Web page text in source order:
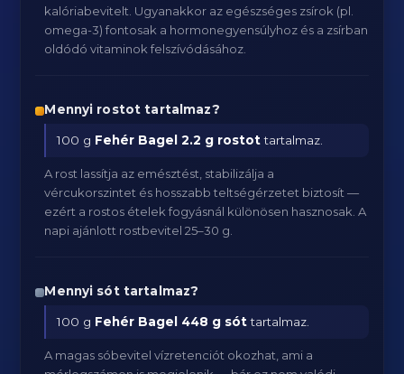
kalóriabevitelt. Ugyanakkor az egészséges zsírok (pl.
omega-3) fontosak a hormonegyensúlyhoz és a zsírban
oldódó vitaminok felszívódásához.
Mennyi rostot tartalmaz?
100 g Fehér Bagel 2.2 g rostottartalmaz.
A rost lassítja az emésztést, stabilizálja a
vércukorszintet és hosszabb teltségérzetet biztosít —
ezért a rostos ételek fogyásnál különösen hasznosak. A
napi ajánlott rostbevitel 25–30 g.
Mennyi sót tartalmaz?
100 g Fehér Bagel 448 g sóttartalmaz.
A magas sóbevitel vízretenciót okozhat, ami a